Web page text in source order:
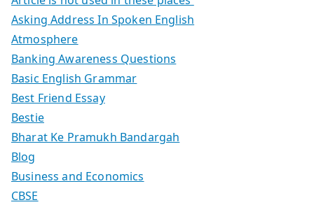
Asking Address In Spoken English
Atmosphere
Banking Awareness Questions
Basic English Grammar
Best Friend Essay
Bestie
Bharat Ke Pramukh Bandargah
Blog
Business and Economics
CBSE